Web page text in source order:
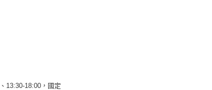
13:30-18:00，國定